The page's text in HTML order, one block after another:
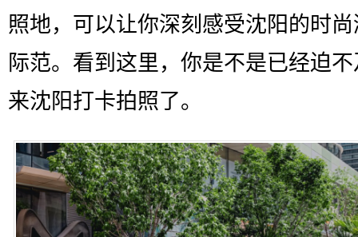
照地，可以让你深刻感受沈阳的时
际范。看到这里，你是不是已经迫
来沈阳打卡拍照了。